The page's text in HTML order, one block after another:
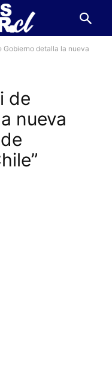
Gobierno detalla la nueva
de
nueva